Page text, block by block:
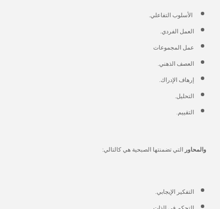
الأسلوب التفاعلي.
العمل الفردي.
عمل المجموعات
العصف الذهني.
إرهاف الإدراك.
التحليل.
التقييم.
والمحاور التي تضمنتها الصبحية هي كالتالي:
التفكير الإيجابي.